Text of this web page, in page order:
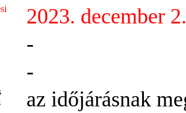
2023. december 2.
-
-
az időjárásnak